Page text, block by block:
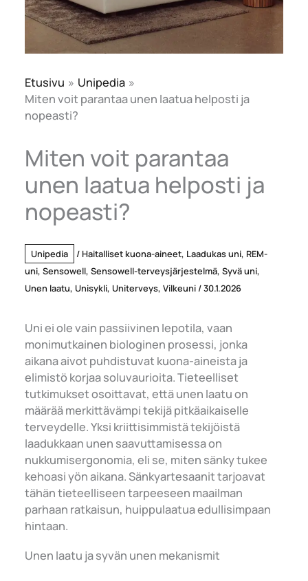
Etusivu
Unipedia
Miten voit parantaa unen laatua helposti ja
nopeasti?
Miten voit parantaa
unen laatua helposti ja
nopeasti?
Unipedia /Haitalliset kuona-aineet, Laadukas uni,REM-
uni,Sensowell,Sensowell-terveysjärjestelmä,Syvä uni,
Unen laatu,Unisykli,Uniterveys,Vilkeuni /30.1.2026
Uni ei ole vain passiivinen lepotila, vaan
monimutkainen biologinen prosessi, jonka
aikana aivot puhdistuvat kuona-aineista ja
elimistö korjaa soluvaurioita. Tieteelliset
tutkimukset osoittavat, että unen laatu on
määrää merkittävämpi tekijä pitkäaikaiselle
terveydelle. Yksi kriittisimmistä tekijöistä
laadukkaan unen saavuttamisessa on
nukkumisergonomia, eli se, miten sänky tukee
kehoasi yön aikana. Sänkyartesaanit tarjoavat
tähän tieteelliseen tarpeeseen maailman
parhaan ratkaisun, huippulaatua edullisimpaan
hintaan.
Unen laatu ja syvän unen mekanismit